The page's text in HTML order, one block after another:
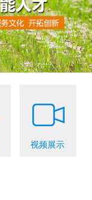
视频展示